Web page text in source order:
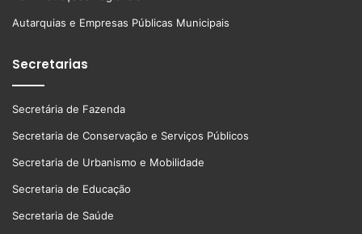
Autarquias e Empresas Públicas Municipais
Secretarias
Secretária de Fazenda
Secretaria de Conservação e Serviços Públicos
Secretaria de Urbanismo e Mobilidade
Secretaria de Educação
Secretaria de Saúde